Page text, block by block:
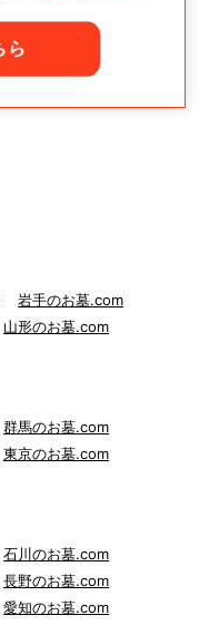
岩手のお墓.com
山形のお墓.com
群馬のお墓.com
東京のお墓.com
石川のお墓.com
長野のお墓.com
愛知のお墓.com